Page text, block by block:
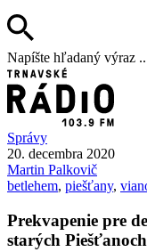
Napíšte hľadaný výraz
Správy
20. decembra 2020
Martin Palkovič
betlehem, piešťany,
Prekvapenie pre
starých Piešťanoch